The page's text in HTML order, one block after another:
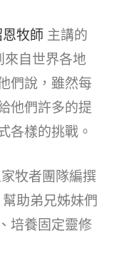
牧師​ 主講的
來自世界各地
們說，雖然每
他們許多的提
各樣的挑戰。
牧者團隊編撰
助弟兄姊妹們
培養固定靈修